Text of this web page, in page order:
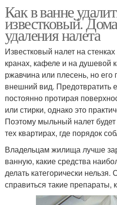
Как в ванне
известковый.
удаления налета
Известковый налет на
кранах, кафеле и на душевой
ржавчина или плесень, но
внешний вид. Предотвратить
постоянно протирая
или стирки, однако это
Поэтому мыльный налет
тех квартирах, где порядок
Владельцам жилища лучше
ванную, какие средства
делать категорически нельзя.
справиться такие препараты,